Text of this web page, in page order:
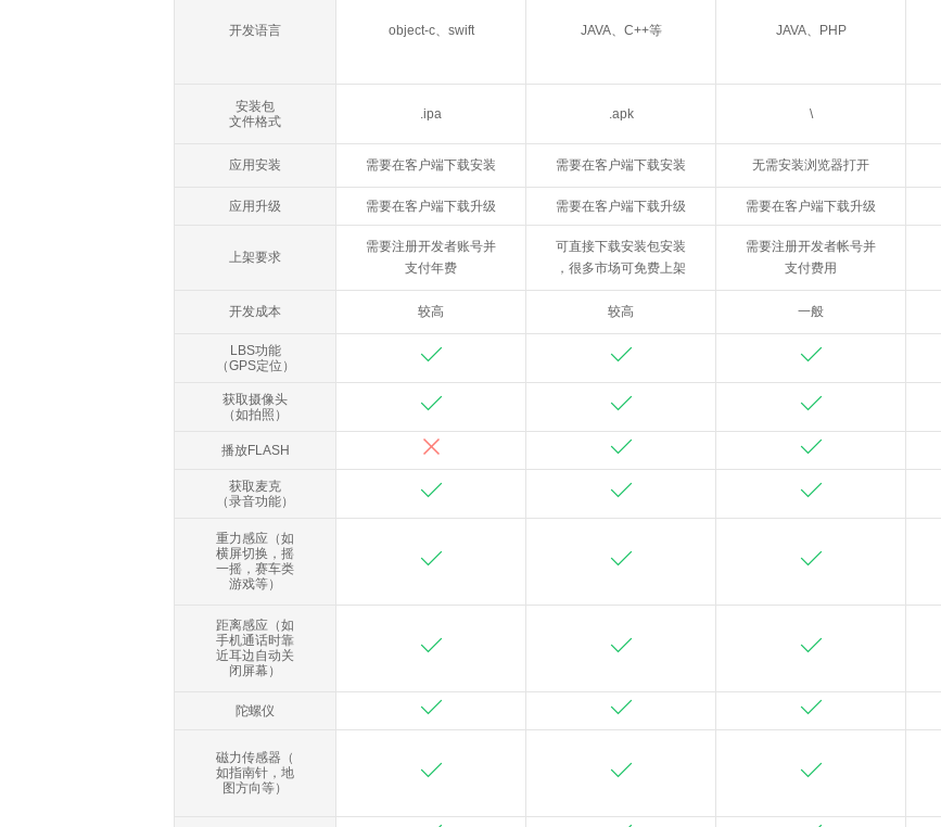
开发语言 object-c、swift JAVA、C++等 JAVA、PHP
安装包
文件格式
.ipa .apk \
应用安装 需要在客户端下载安装 需要在客户端下载安装 无需安装浏览器打开
应用升级 需要在客户端下载升级 需要在客户端下载升级 需要在客户端下载升级
上架要求
需要注册开发者账号并
支付年费
可直接下载安装包安装
，很多市场可免费上架
需要注册开发者帐号并
支付费用
开发成本 较高 较高 一般
LBS功能
（GPS定位）
获取摄像头
（如拍照）
播放FLASH
获取麦克
（录音功能）
重力感应（如
横屏切换，摇
一摇，赛车类
游戏等）
距离感应（如
手机通话时靠
近耳边自动关
闭屏幕）
陀螺仪
磁力传感器（
如指南针，地
图方向等）